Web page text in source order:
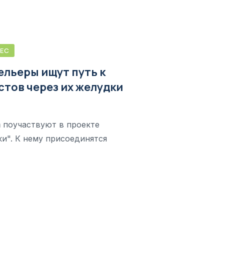
ищут путь к
через их желудки
в проекте
К нему присоединятся